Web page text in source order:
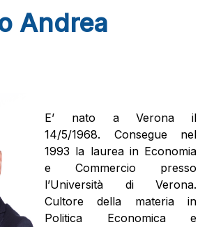
Andrea
E’ nato a Verona il
14/5/1968. Consegue nel
1993 la laurea in Economia
e Commercio presso
l’Università di Verona.
Cultore della materia in
Politica Economica e